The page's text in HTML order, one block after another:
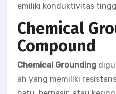
emiliki konduktivitas
Chemical
Compound
Chemical Grounding
ah yang memiliki